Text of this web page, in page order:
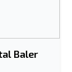
Baler